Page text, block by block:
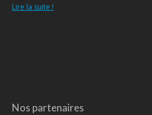
Lire la suite !
Nos partenaires